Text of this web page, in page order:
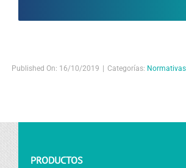
Published On: 16/10/2019 Categorías: Normativas
PRODUCTOS